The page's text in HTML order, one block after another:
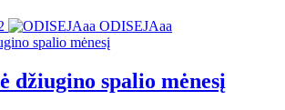
ODISEJAaa
džiugino spalio mėnesį